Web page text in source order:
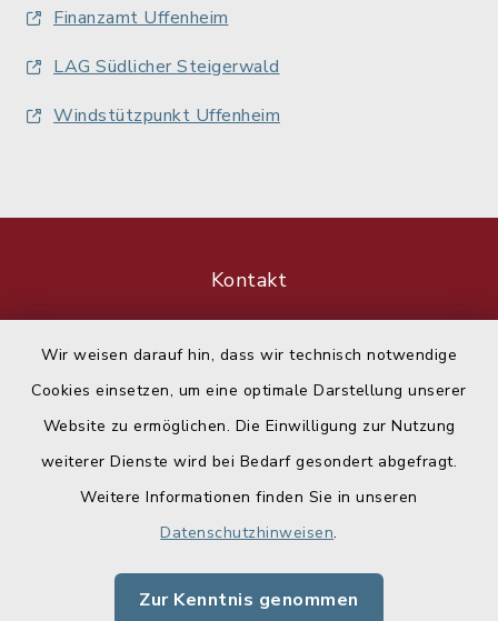
Wir weisen darauf hin, dass wir technisch notwendige
Cookies einsetzen, um eine optimale Darstellung unserer
Website zu ermöglichen. Die Einwilligung zur Nutzung
weiterer Dienste wird bei Bedarf gesondert abgefragt.
Weitere Informationen finden Sie in unseren
Datenschutzhinweisen.
Zur Kenntnis genommen
Finanzamt Uffenheim
LAG Südlicher Steigerwald
Windstützpunkt Uffenheim
Kontakt
Datenschutz
Impressum
Sitemap
Cookie-Einstellungen